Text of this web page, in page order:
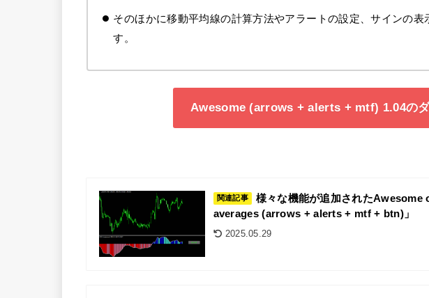
そのほかに移動平均線の計算方法やアラートの設定、サインの
す。
Awesome (arrows + alerts + mtf) 1.04の
関連記事
様々な機能が追加された
averages (arrows + alerts + mtf + btn)」
2025.05.29